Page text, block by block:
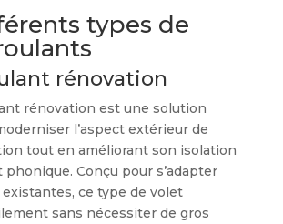
types de
rénovation
rénovation est une solution
l’aspect extérieur de
tout en améliorant son isolation
Conçu pour s’adapter
ce type de volet
sans nécessiter de gros